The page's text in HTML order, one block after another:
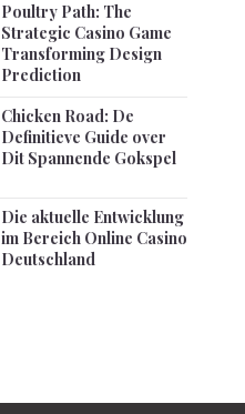
Poultry Path: The
Strategic Casino Game
Transforming Design
Prediction
Chicken Road: De
Definitieve Guide over
Dit Spannende Gokspel
Die aktuelle Entwicklung
im Bereich Online Casino
Deutschland